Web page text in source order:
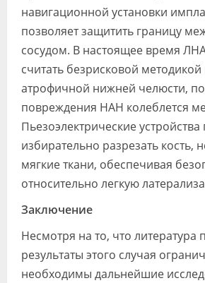
навигационной установки
позволяет защитить границу
сосудом. В настоящее время
считать безрисковой
атрофичной нижней челюсти,
повреждения НАН колеблется
Пьезоэлектрические
избирательно разрезать кость,
мягкие ткани, обеспечивая
относительно легкую
Заключение
Несмотря на то, что
результаты этого случая
необходимы дальнейшие